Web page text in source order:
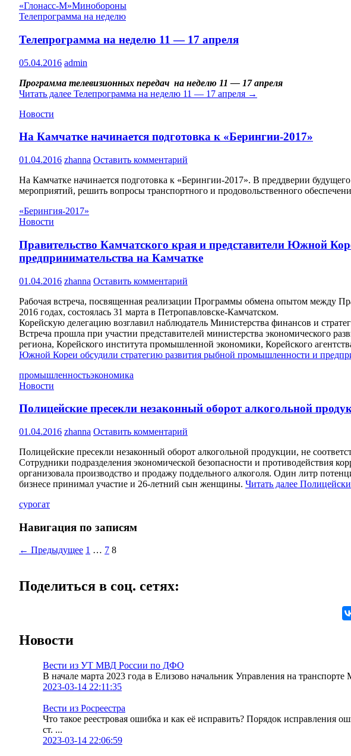
«Глонасс-М»Минобороны
Телепрограмма на неделю
Телепрограмма на неделю 11 — 17 апреля
05.04.2016 admin
Программа телевизионных передач на неделю 11 — 17 апреля
Читать далее Телепрограмма на неделю 11 — 17 апреля →
Новости
На Камчатке начинается подготовка к «Берингии-2017»
01.04.2016 zhanna Оставить комментарий
На Камчатке начинается подготовка к «Берингии-2017». В преддверии
мероприятий, решить вопросы транспортного и продовольственного
«Берингия-2017»
Новости
Правительство Камчатского края и представители Южной
предпринимательства на Камчатке
01.04.2016 zhanna Оставить комментарий
Рабочая встреча, посвященная реализации Программы обмена опытом между
2016 годах, состоялась 31 марта в Петропавловске-Камчатском.
Корейскую делегацию возглавил наблюдатель Министерства финансов и
Встреча прошла при участии представителей министерства экономического
региона, Корейского института промышленной экономики, Корейского
Южной Кореи обсудили стратегию развития рыбной промышленности и
промышленностьэкономика
Новости
Полицейские пресекли незаконный оборот алкогольной
01.04.2016 zhanna Оставить комментарий
Полицейские пресекли незаконный оборот алкогольной продукции, не
Сотрудники подразделения экономической безопасности и
организовала производство и продажу поддельного алкоголя. Один литр
бизнесе принимал участие и 26-летний сын женщины. Читать далее
сурогат
Навигация по записям
← Предыдущее 1 … 7 8
Поделиться в соц. сетях:
Новости
Вести из УТ МВД России по ДФО
В начале марта 2023 года в Елизово начальник Управления на
2023-03-14 22:11:35
Вести из Росреестра
Что такое реестровая ошибка и как её исправить? Порядок
ст. ...
2023-03-14 22:06:59